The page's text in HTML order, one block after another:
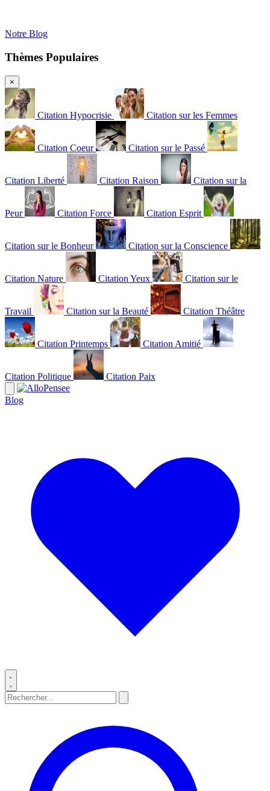
Notre Blog
Thèmes Populaires
×
Citation Hypocrisie Citation sur les Femmes
Citation Coeur Citation sur le Passé
Citation Liberté Citation Raison Citation sur la
Peur Citation Force Citation Esprit
Citation sur le Bonheur Citation sur la Conscience
Citation Nature Citation Yeux Citation sur le
Travail Citation sur la Beauté Citation Théâtre
Citation Printemps Citation Amitié
Citation Politique Citation Paix
Blog